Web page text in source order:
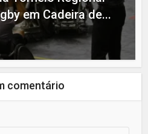
em Cadeira de...
comentário